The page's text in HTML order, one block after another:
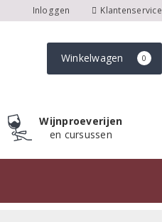
Inloggen Klantenservice
Winkelwagen 0
Wijnproeverijen
en cursussen